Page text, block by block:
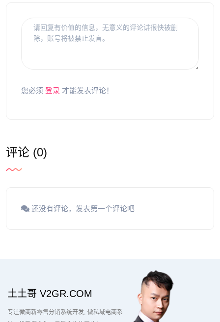
您必须 登录 才能发表评论！
评论 (0)
还没有评论，发表第一个评论吧
土土哥 V2GR.COM
专注微商新零售分销系统开发 做私域电商系